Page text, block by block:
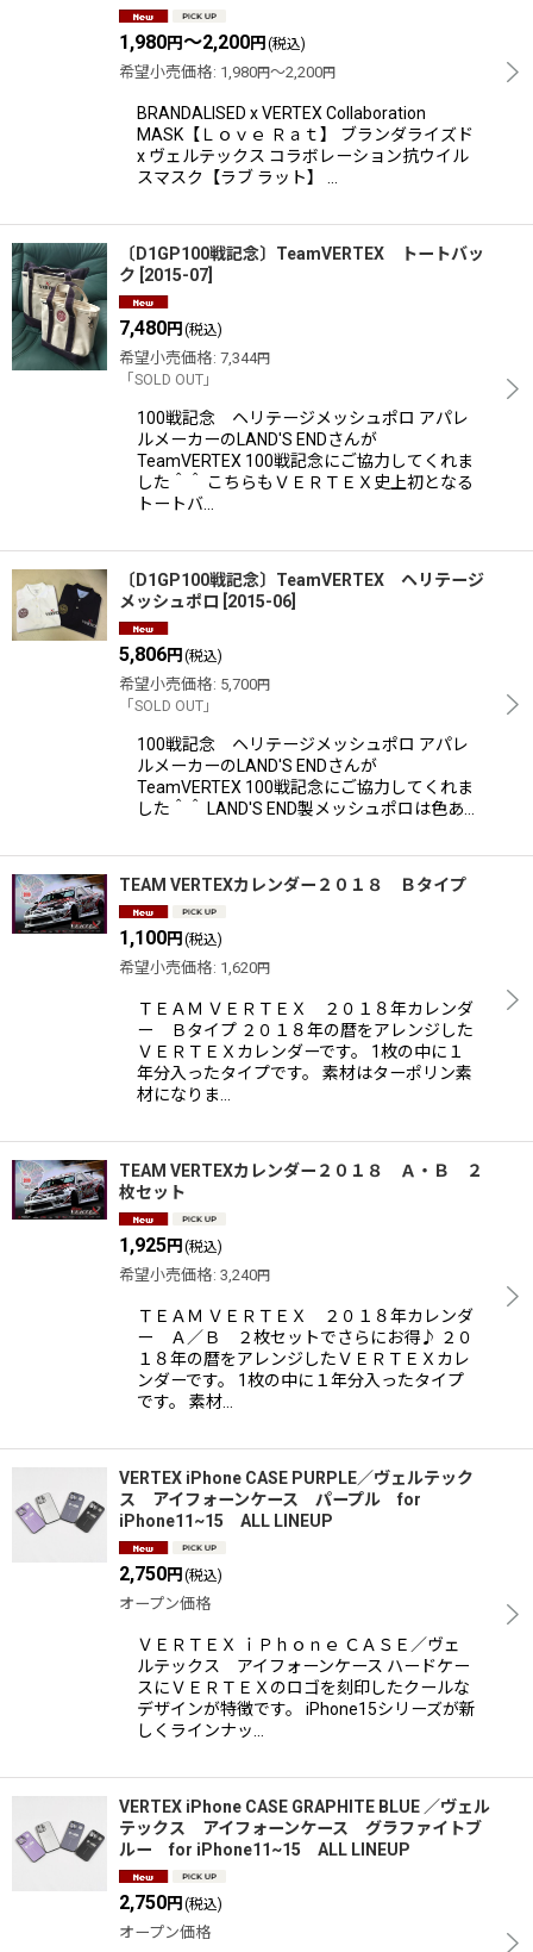
1,980円～2,200円 (税込)
希望小売価格: 1,980円～2,200円
BRANDALISED x VERTEX Collaboration
MASK【Ｌｏｖｅ Ｒａｔ】 ブランダライズド
x ヴェルテックス コラボレーション抗ウイル
スマスク【ラブ ラット】 …
〔D1GP100戦記念〕TeamVERTEX トートバッ
ク 2015-07
7,480円 (税込)
希望小売価格: 7,344円
「SOLD OUT」
100戦記念 ヘリテージメッシュポロ アパレ
ルメーカーのLAND'S ENDさんが
TeamVERTEX 100戦記念にご協力してくれま
した＾＾ こちらもＶＥＲＴＥＸ史上初となる
トートバ…
〔D1GP100戦記念〕TeamVERTEX ヘリテージ
メッシュポロ 2015-06
5,806円 (税込)
希望小売価格: 5,700円
「SOLD OUT」
100戦記念 ヘリテージメッシュポロ アパレ
ルメーカーのLAND'S ENDさんが
TeamVERTEX 100戦記念にご協力してくれま
した＾＾ LAND'S END製メッシュポロは色あ…
TEAM VERTEXカレンダー２０１８ Ｂタイプ
1,100円 (税込)
希望小売価格: 1,620円
ＴＥＡＭ ＶＥＲＴＥＸ ２０１８年カレンダ
ー Ｂタイプ ２０１８年の暦をアレンジした
ＶＥＲＴＥＸカレンダーです。 1枚の中に１
年分入ったタイプです。 素材はターポリン素
材になりま…
TEAM VERTEXカレンダー２０１８ Ａ・Ｂ ２
枚セット
1,925円 (税込)
希望小売価格: 3,240円
ＴＥＡＭ ＶＥＲＴＥＸ ２０１８年カレンダ
ー Ａ／Ｂ ２枚セットでさらにお得♪ ２０
１８年の暦をアレンジしたＶＥＲＴＥＸカレ
ンダーです。 1枚の中に１年分入ったタイプ
です。 素材…
VERTEX iPhone CASE PURPLE／ヴェルテック
ス アイフォーンケース パープル for
iPhone11~15 ALL LINEUP
2,750円 (税込)
オープン価格
ＶＥＲＴＥＸ ｉＰｈｏｎｅ ＣＡＳＥ／ヴェ
ルテックス アイフォーンケース ハードケー
スにＶＥＲＴＥＸのロゴを刻印したクールな
デザインが特徴です。 iPhone15シリーズが新
しくラインナッ…
VERTEX iPhone CASE GRAPHITE BLUE ／ヴェル
テックス アイフォーンケース グラファイトブ
ルー for iPhone11~15 ALL LINEUP
2,750円 (税込)
オープン価格